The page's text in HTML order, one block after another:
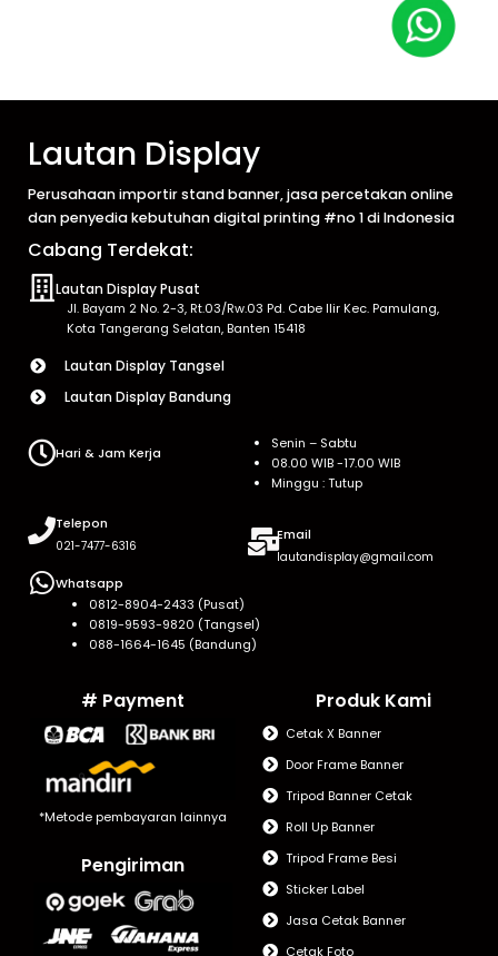
Lautan Display
Perusahaan importir stand banner, jasa percetakan online
dan penyedia kebutuhan digital printing #no 1 di Indonesia
Cabang Terdekat:
Lautan Display Pusat
Jl. Bayam 2 No. 2-3, Rt.03/Rw.03 Pd. Cabe Ilir Kec. Pamulang,
Kota Tangerang Selatan, Banten 15418
Lautan Display Tangsel
Lautan Display Bandung
Hari & Jam Kerja
Senin – Sabtu
08.00 WIB -17.00 WIB
Minggu : Tutup
Telepon
021-7477-6316
Email
lautandisplay@gmail.com
Whatsapp
0812-8904-2433 (Pusat)
0819-9593-9820 (Tangsel)
088-1664-1645 (Bandung)
# Payment
*Metode pembayaran lainnya
Pengiriman
Produk Kami
Cetak X Banner
Door Frame Banner
Tripod Banner Cetak
Roll Up Banner
Tripod Frame Besi
Sticker Label
Jasa Cetak Banner
Cetak Foto